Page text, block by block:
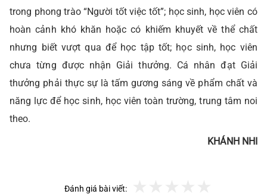
trong phong trào “Người tốt việc tốt”; học sinh, học viên có
hoàn cảnh khó khăn hoặc có khiếm khuyết về thể chất
nhưng biết vượt qua để học tập tốt; học sinh, học viên
chưa từng được nhận Giải thưởng. Cá nhân đạt Giải
thưởng phải thực sự là tấm gương sáng về phẩm chất và
năng lực để học sinh, học viên toàn trường, trung tâm noi
theo.
KHÁNH NHI
Đánh giá bài viết: